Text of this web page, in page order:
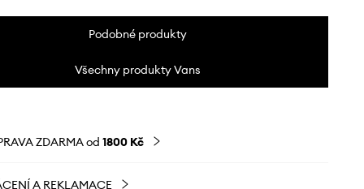
Podobné produkty
Všechny produkty Vans
ZDARMA od 1800 Kč
A REKLAMACE